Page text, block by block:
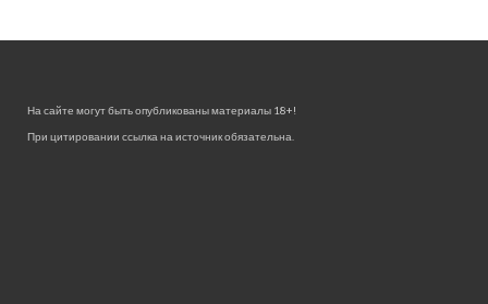
На сайте могут быть опубликованы материалы 18+!
При цитировании ссылка на источник обязательна.